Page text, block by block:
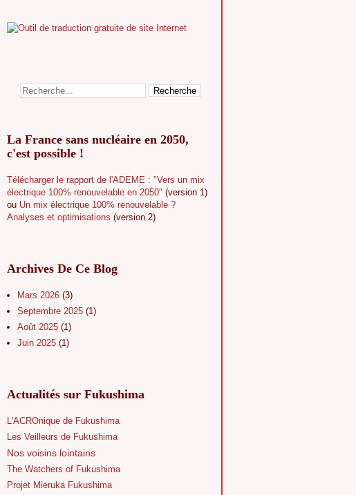
La France sans nucléaire en 2050,
c'est possible !
Télécharger le rapport de l'ADEME : "Vers un mix
électrique 100% renouvelable en 2050" (version 1)
ou Un mix électrique 100% renouvelable ?
Analyses et optimisations (version 2)
Archives De Ce Blog
Mars 2026 (3)
Septembre 2025 (1)
Août 2025 (1)
Juin 2025 (1)
Actualités sur Fukushima
L'ACROnique de Fukushima
Les Veilleurs de Fukushima
Nos voisins lointains
The Watchers of Fukushima
Projet Mieruka Fukushima